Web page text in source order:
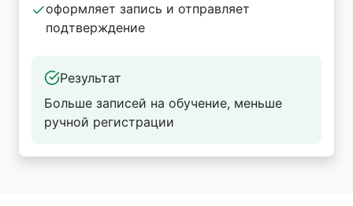
оформляет запись и отправляет
подтверждение
Результат
Больше записей на обучение, меньше
ручной регистрации